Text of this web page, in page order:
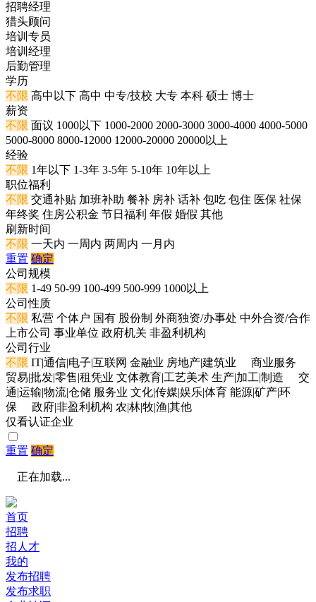
招聘经理
猎头顾问
培训专员
培训经理
后勤管理
学历
不限 高中以下 高中 中专/技校 大专 本科 硕士 博士
薪资
不限 面议 1000以下 1000-2000 2000-3000 3000-4000 4000-5000
5000-8000 8000-12000 12000-20000 20000以上
经验
不限 1年以下 1-3年 3-5年 5-10年 10年以上
职位福利
不限 交通补贴 加班补助 餐补 房补 话补 包吃 包住 医保 社保
年终奖 住房公积金 节日福利 年假 婚假 其他
刷新时间
不限 一天内 一周内 两周内 一月内
重置 确定
公司规模
不限 1-49 50-99 100-499 500-999 1000以上
公司性质
不限 私营 个体户 国有 股份制 外商独资/办事处 中外合资/合作
上市公司 事业单位 政府机关 非盈利机构
公司行业
不限 IT|通信|电子|互联网 金融业 房地产|建筑业
商业服务
贸易|批发|零售|租凭业 文体教育|工艺美术 生产|加工|制造
交
通|运输|物流|仓储 服务业 文化|传媒|娱乐|体育 能源|矿产|环
保
政府|非盈利机构 农|林|牧|渔|其他
仅看认证企业
重置 确定
正在加载...
首页
招聘
招人才
我的
发布招聘
发布求职